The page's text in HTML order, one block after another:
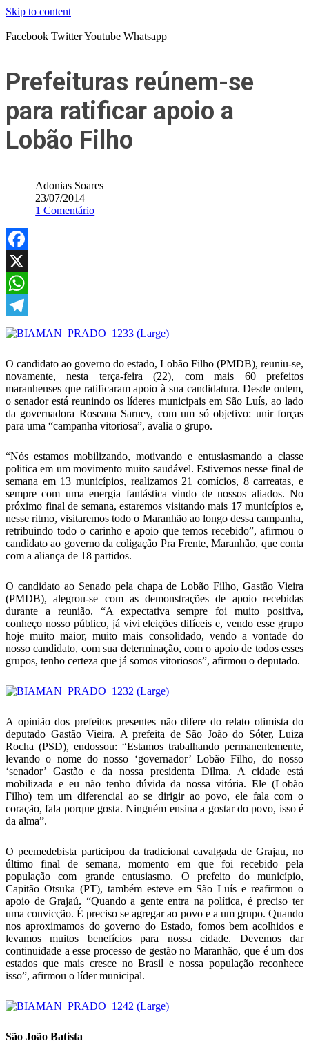
Skip to content
Facebook TwitterYoutube Whatsapp
Prefeituras reúnem-se
para ratificar apoio a
Lobão Filho
Adonias Soares
23/07/2014
1 Comentário
Facebook
X
WhatsApp
Telegram
O candidato ao governo do estado, Lobão Filho (PMDB), reuniu-se,
novamente, nesta terça-feira (22), com mais 60 prefeitos
maranhenses que ratificaram apoio à sua candidatura. Desde ontem,
o senador está reunindo os líderes municipais em São Luís, ao lado
da governadora Roseana Sarney, com um só objetivo: unir forças
para uma “campanha vitoriosa”, avalia o grupo.
“Nós estamos mobilizando, motivando e entusiasmando a classe
politica em um movimento muito saudável. Estivemos nesse final de
semana em 13 municípios, realizamos 21 comícios, 8 carreatas, e
sempre com uma energia fantástica vindo de nossos aliados. No
próximo final de semana, estaremos visitando mais 17 municípios e,
nesse ritmo, visitaremos todo o Maranhão ao longo dessa campanha,
retribuindo todo o carinho e apoio que temos recebido”, afirmou o
candidato ao governo da coligação Pra Frente, Maranhão, que conta
com a aliança de 18 partidos.
O candidato ao Senado pela chapa de Lobão Filho, Gastão Vieira
(PMDB), alegrou-se com as demonstrações de apoio recebidas
durante a reunião. “A expectativa sempre foi muito positiva,
conheço nosso público, já vivi eleições difíceis e, vendo esse grupo
hoje muito maior, muito mais consolidado, vendo a vontade do
nosso candidato, com sua determinação, com o apoio de todos esses
grupos, tenho certeza que já somos vitoriosos”, afirmou o deputado.
A opinião dos prefeitos presentes não difere do relato otimista do
deputado Gastão Vieira. A prefeita de São João do Sóter, Luiza
Rocha (PSD), endossou: “Estamos trabalhando permanentemente,
levando o nome do nosso ‘governador’ Lobão Filho, do nosso
‘senador’ Gastão e da nossa presidenta Dilma. A cidade está
mobilizada e eu não tenho dúvida da nossa vitória. Ele (Lobão
Filho) tem um diferencial ao se dirigir ao povo, ele fala com o
coração, fala porque gosta. Ninguém ensina a gostar do povo, isso é
da alma”.
O peemedebista participou da tradicional cavalgada de Grajau, no
último final de semana, momento em que foi recebido pela
população com grande entusiasmo. O prefeito do município,
Capitão Otsuka (PT), também esteve em São Luís e reafirmou o
apoio de Grajaú. “Quando a gente entra na política, é preciso ter
uma convicção. É preciso se agregar ao povo e a um grupo. Quando
nos aproximamos do governo do Estado, fomos bem acolhidos e
levamos muitos benefícios para nossa cidade. Devemos dar
continuidade a esse processo de gestão no Maranhão, que é um dos
estados que mais cresce no Brasil e nossa população reconhece
isso”, afirmou o líder municipal.
São João Batista